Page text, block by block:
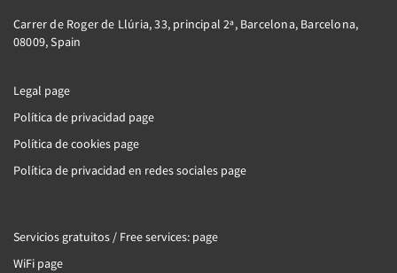
Carrer de Roger de Llúria, 33, principal 2ª, Barcelona, Barcelona,
08009, Spain
Legal page
Política de privacidad page
Política de cookies page
Política de privacidad en redes sociales page
Servicios gratuitos / Free services: page
WiFi page